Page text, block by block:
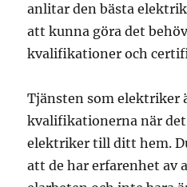
anlitar den bästa
att kunna göra det
kvalifikationer och
Tjänsten som elektriker
kvalifikationerna när
elektriker till ditt hem.
att de har erfarenhet av